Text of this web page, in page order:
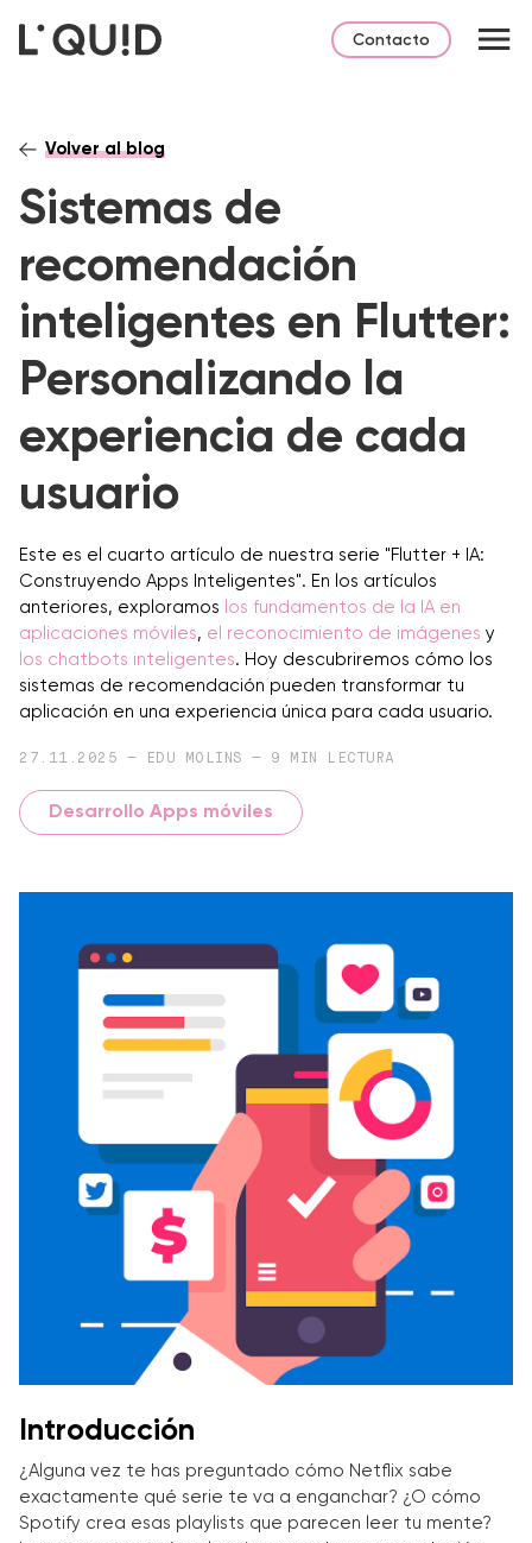
Contacto
Volver al blog
Sistemas de
recomendación
inteligentes en Flutter:
Personalizando la
experiencia de cada
usuario
Este es el cuarto artículo de nuestra serie "Flutter + IA:
Construyendo Apps Inteligentes". En los artículos
anteriores, exploramos los fundamentos de la IA en
aplicaciones móviles, el reconocimiento de imágenes y
los chatbots inteligentes. Hoy descubriremos cómo los
sistemas de recomendación pueden transformar tu
aplicación en una experiencia única para cada usuario.
27.11.2025 — EDU MOLINS — 9 MIN LECTURA
Desarrollo Apps móviles
Introducción
¿Alguna vez te has preguntado cómo Netflix sabe
exactamente qué serie te va a enganchar? ¿O cómo
Spotify crea esas playlists que parecen leer tu mente?